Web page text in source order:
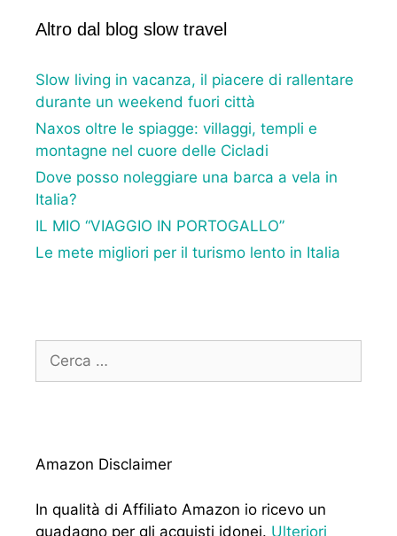
Altro dal blog slow travel
Slow living in vacanza, il piacere di rallentare
durante un weekend fuori città
Naxos oltre le spiagge: villaggi, templi e
montagne nel cuore delle Cicladi
Dove posso noleggiare una barca a vela in
Italia?
IL MIO “VIAGGIO IN PORTOGALLO”
Le mete migliori per il turismo lento in Italia
Ricerca
Amazon Disclaimer
In qualità di Affiliato Amazon io ricevo un
guadagno per gli acquisti idonei. Ulteriori